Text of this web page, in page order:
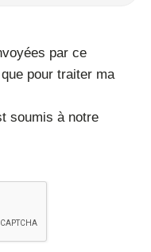
par ce
pour traiter ma
soumis à notre